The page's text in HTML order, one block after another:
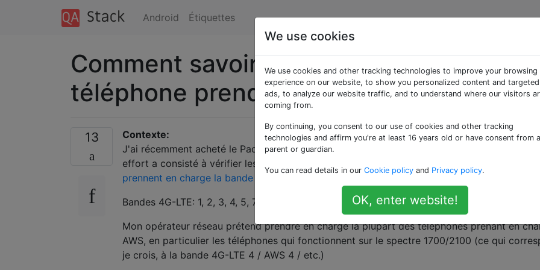
Android Étiquettes
Comment savoir quelles bandes mon
téléphone prend en charge
13
Contexte:
J'ai récemment acheté le Padfone X et j'ai essayé de l'obtenir sur mon réseau. Une partie
effort a consisté à vérifier les informations que j'ai trouvées en ligne et qui
prennent en charge la bande LTE 4
Bandes 4G-LTE: 1, 2, 3, 4, 5, 7 et 17
Mon opérateur réseau prétend prendre en charge la plupart des téléphones prenant en
AWS, en particulier les téléphones qui fonctionnent sur le spectre 1700/2100 (ce qui
je crois, à la bande 4G-LTE 4 / AWS 4 / etc.)
We use cookies
We use cookies and other tracking technologies to improve your browsing
experience on our website, to show you personalized content and targeted
ads, to analyze our website traffic, and to understand where our visitors
coming from.
By continuing, you consent to our use of cookies and other tracking
technologies and affirm you're at least 16 years old or have consent from a
parent or guardian.
You can read details in our Cookie policy and Privacy policy.
OK, enter website!